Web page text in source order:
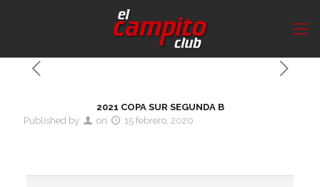
2021 COPA SUR SEGUNDA B
Published by
on 15 febrero, 2020